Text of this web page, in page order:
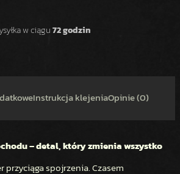
w ciągu72 godzin
Instrukcja klejeniaOpinie (0)
– detal, który zmienia wszystko
przyciąga spojrzenia. Czasem